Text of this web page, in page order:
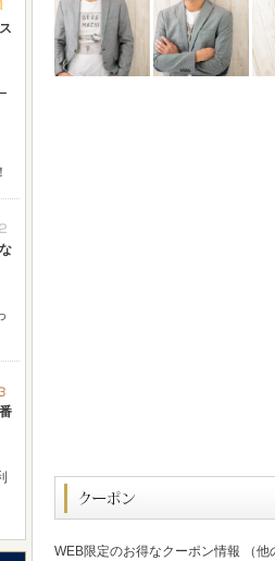
WEB限定のお得なクーポン情報 （他